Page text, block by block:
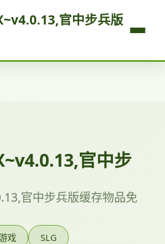
官中步兵版
官中步
官中步兵版缓存物品免
戏 SLG